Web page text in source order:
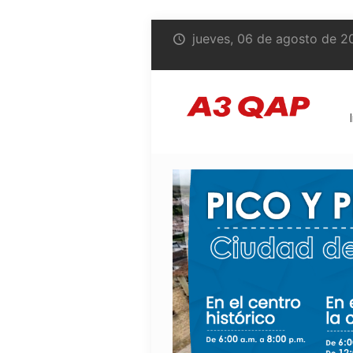
jueves, 06 de agosto de